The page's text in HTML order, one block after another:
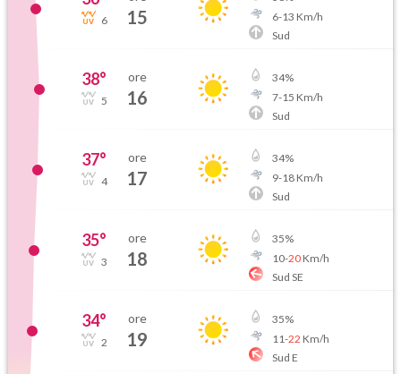
6 15
6-13 Km/h
Sud
38°
5
ore
16
34%
7-15 Km/h
Sud
37°
4
ore
17
34%
9-18Km/h
Sud
35°
3
ore
18
35%
10-20Km/h
Sud SE
34°
2
ore
19
35%
11-22 Km/h
Sud E